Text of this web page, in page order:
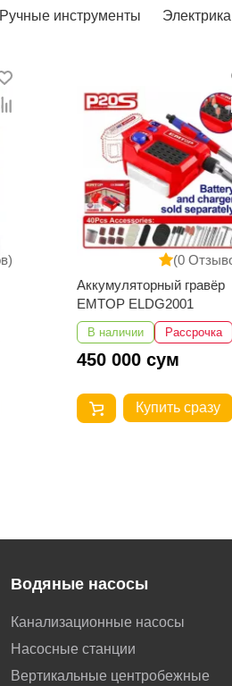
Ручные инструменты
(0 Отзывов)
Аккумуляторный гравёр
EMTOP ELDG2001
В наличии Рассрочка
450 000 сум
Купить сразу
Водяные насосы
Канализационные насосы
Насосные станции
Вертикальные центробежные